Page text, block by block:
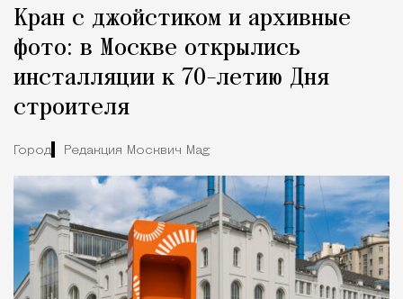
Кран с джойстиком и архивные
фото: в Москве открылись
инсталляции к 70-летию Дня
строителя
Город Редакция Москвич Mag